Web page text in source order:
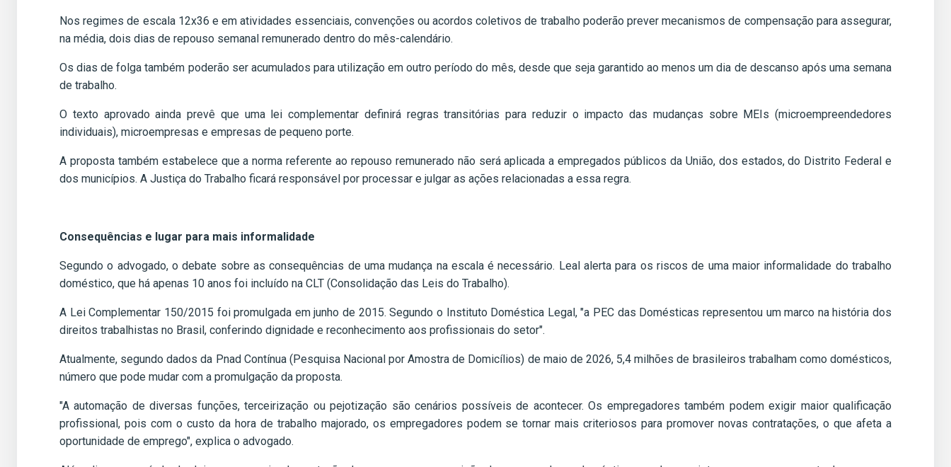
Nos regimes de escala 12x36 e em atividades essenciais, convenções ou acordos coletivos de trabalho poderão prever mecanismos de compensação para assegurar,
na média, dois dias de repouso semanal remunerado dentro do mês-calendário.
Os dias de folga também poderão ser acumulados para utilização em outro período do mês, desde que seja garantido ao menos um dia de descanso após uma semana
de trabalho.
O texto aprovado ainda prevê que uma lei complementar definirá regras transitórias para reduzir o impacto das mudanças sobre MEIs (microempreendedores
individuais), microempresas e empresas de pequeno porte.
A proposta também estabelece que a norma referente ao repouso remunerado não será aplicada a empregados públicos da União, dos estados, do Distrito Federal e
dos municípios. A Justiça do Trabalho ficará responsável por processar e julgar as ações relacionadas a essa regra.
Consequências e lugar para mais informalidade
Segundo o advogado, o debate sobre as consequências de uma mudança na escala é necessário. Leal alerta para os riscos de uma maior informalidade do trabalho
doméstico, que há apenas 10 anos foi incluído na CLT (Consolidação das Leis do Trabalho).
A Lei Complementar 150/2015 foi promulgada em junho de 2015. Segundo o Instituto Doméstica Legal, "a PEC das Domésticas representou um marco na história dos
direitos trabalhistas no Brasil, conferindo dignidade e reconhecimento aos profissionais do setor".
Atualmente, segundo dados da Pnad Contínua (Pesquisa Nacional por Amostra de Domicílios) de maio de 2026, 5,4 milhões de brasileiros trabalham como domésticos,
número que pode mudar com a promulgação da proposta.
"A automação de diversas funções, terceirização ou pejotização são cenários possíveis de acontecer. Os empregadores também podem exigir maior qualificação
profissional, pois com o custo da hora de trabalho majorado, os empregadores podem se tornar mais criteriosos para promover novas contratações, o que afeta a
oportunidade de emprego", explica o advogado.